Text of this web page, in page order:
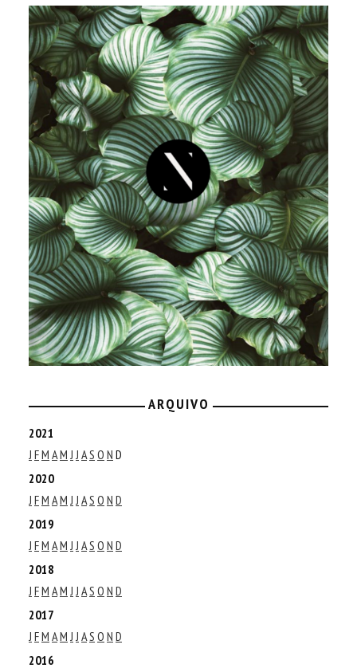
ARQUIVO
2021
J FM AM J J AS O N D
2020
J FM AM J J AS O N D
2019
J FM AM J J AS O N D
2018
J FM AM J J AS O N D
2017
J FM AM J J AS O N D
2016